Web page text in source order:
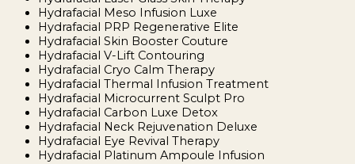
Hydrafacial Meso Infusion Luxe
Hydrafacial PRP Regenerative Elite
Hydrafacial Skin Booster Couture
Hydrafacial V-Lift Contouring
Hydrafacial Cryo Calm Therapy
Hydrafacial Thermal Infusion Treatment
Hydrafacial Microcurrent Sculpt Pro
Hydrafacial Carbon Luxe Detox
Hydrafacial Neck Rejuvenation Deluxe
Hydrafacial Eye Revival Therapy
Hydrafacial Platinum Ampoule Infusion